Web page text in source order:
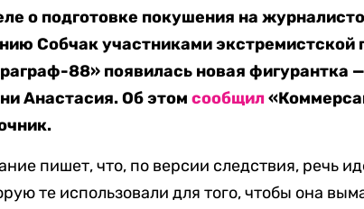
о подготовке покушения на
Собчак участниками экстремистской
88» появилась новая фигурантка
Анастасия. Об этомсообщил
пишет, что, по версии следствия, речь
те использовали для того, чтобы она